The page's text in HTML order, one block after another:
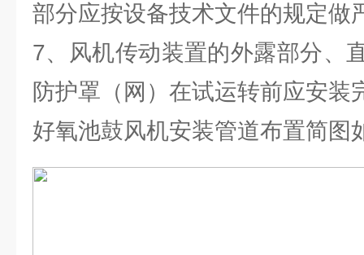
部分应按设备技术文件的规定做
7、风机传动装置的外露部分、
防护罩（网）在试运转前应安装
好氧池鼓风机安装管道布置简图